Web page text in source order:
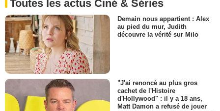
Toutes les actus Ciné & Séries
Demain nous appartient : Alex
au pied du mur, Judith
découvre la vérité sur Milo
"J'ai renoncé au plus gros
cachet de l'Histoire
d'Hollywood" : il y a 18 ans,
Matt Damon a refusé de jouer